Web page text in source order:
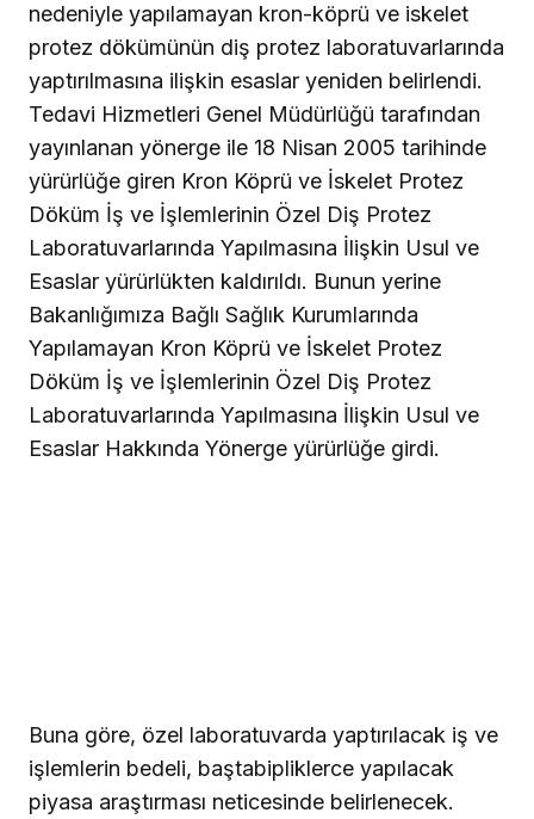
nedeniyle yapılamayan kron-köprü ve iskelet
protez dökümünün diş protez laboratuvarlarında
yaptırılmasına ilişkin esaslar yeniden belirlendi.
Tedavi Hizmetleri Genel Müdürlüğü tarafından
yayınlanan yönerge ile 18 Nisan 2005 tarihinde
yürürlüğe giren Kron Köprü ve İskelet Protez
Döküm İş ve İşlemlerinin Özel Diş Protez
Laboratuvarlarında Yapılmasına İlişkin Usul ve
Esaslar yürürlükten kaldırıldı. Bunun yerine
Bakanlığımıza Bağlı Sağlık Kurumlarında
Yapılamayan Kron Köprü ve İskelet Protez
Döküm İş ve İşlemlerinin Özel Diş Protez
Laboratuvarlarında Yapılmasına İlişkin Usul ve
Esaslar Hakkında Yönerge yürürlüğe girdi.
Buna göre, özel laboratuvarda yaptırılacak iş ve
işlemlerin bedeli, baştabipliklerce yapılacak
piyasa araştırması neticesinde belirlenecek.